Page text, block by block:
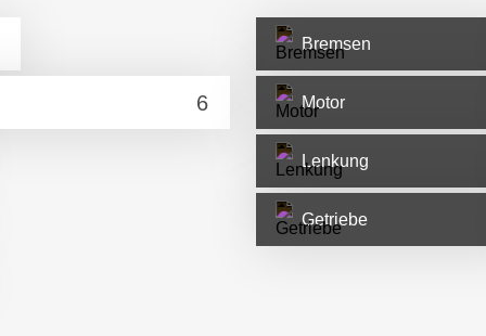
Bremsen
Motor
Lenkung
Getriebe